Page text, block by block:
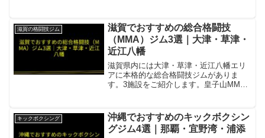
ィスを1会費で受け放題。会員の約90%が
初心者。黒帯3名...
滋賀の格闘技ジム
滋賀でおすすめの総合格闘技
（MMA）ジム3選｜大津・草津・
近江八幡
滋賀県内には大津・草津・近江八幡エリ
アに本格的な総合格闘技ジムがありま
す。3施設をご紹介します。皇子山MMA
目1-13 ジョイプレイス浜大津401営業時
間・定休日24...
キックボクシング
沖縄でおすすめのキックボクシン
グジム4選｜那覇・宜野湾・浦添